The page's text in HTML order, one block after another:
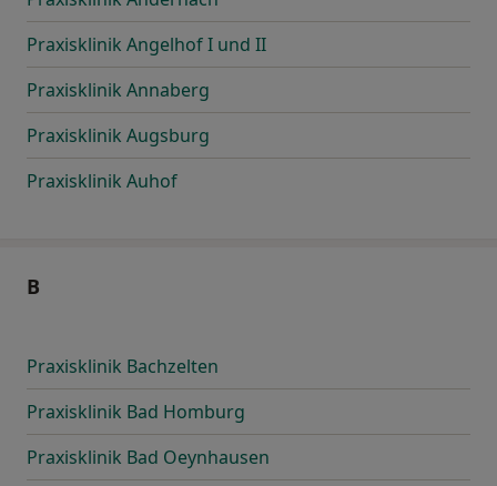
Praxisklinik Angelhof I und II
Praxisklinik Annaberg
Praxisklinik Augsburg
Praxisklinik Auhof
B
Praxisklinik Bachzelten
Praxisklinik Bad Homburg
Praxisklinik Bad Oeynhausen